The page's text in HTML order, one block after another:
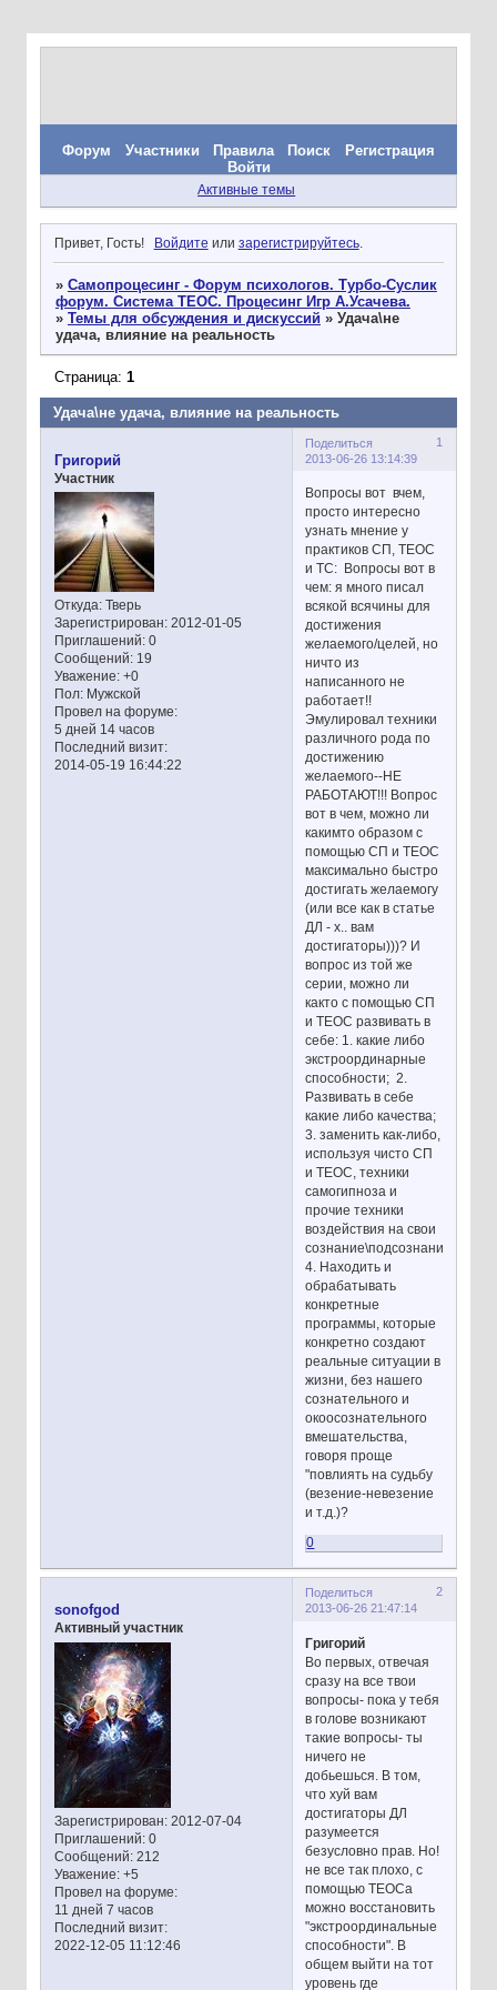
Форум Участники Правила Поиск
Регистрация
Войти
Активные темы
Привет, Гость! Войдите или зарегистрируйтесь.
» Самопроцесинг - Форум психологов. Турбо-Суслик
форум. Система ТЕОС. Процесинг Игр А.Усачева.
» Темы для обсуждения и дискуссий » Удача\не
удача, влияние на реальность
Удача\не удача, влияние на реальность
Страница: 1
Поделиться
1
2013-06-26 13:14:39
Григорий
Участник
Откуда:Тверь
Зарегистрирован: 2012-01-05
Приглашений:0
Сообщений:19
Уважение: +0
Пол:Мужской
Провел на форуме:
5 дней 14 часов
Последний визит:
2014-05-19 16:44:22
Вопросы вот вчем,
просто интересно
узнать мнение у
практиков СП, ТЕОС
и ТС: Вопросы вот в
чем: я много писал
всякой всячины для
достижения
желаемого/целей, но
ничто из
написанного не
работает!!
Эмулировал техники
различного рода по
достижению
желаемого--НЕ
РАБОТАЮТ!!! Вопрос
вот в чем, можно ли
какимто образом с
помощью СП и ТЕОС
максимально быстро
достигать желаемогу
(или все как в статье
ДЛ - х.. вам
достигаторы)))? И
вопрос из той же
серии, можно ли
както с помощью СП
и ТЕОС развивать в
себе: 1. какие либо
экстроординарные
способности; 2.
Развивать в себе
какие либо качества;
3. заменить как-либо,
используя чисто СП
и ТЕОС, техники
самогипноза и
прочие техники
воздействия на свои
сознание\подсознание;
4. Находить и
обрабатывать
конкретные
программы, которые
конкретно создают
реальные ситуации в
жизни, без нашего
сознательного и
окоосознательного
вмешательства,
говоря проще
"повлиять на судьбу
(везение-невезение
и т.д.)?
0
Поделиться
2
2013-06-26 21:47:14
sonofgod
Активный участник
Зарегистрирован: 2012-07-04
Приглашений:0
Сообщений:212
Уважение: +5
Провел на форуме:
11 дней 7 часов
Последний визит:
2022-12-05 11:12:46
Григорий
Во первых, отвечая
сразу на все твои
вопросы- пока у тебя
в голове возникают
такие вопросы- ты
ничего не
добьешься. В том,
что хуй вам
достигаторы ДЛ
разумеется
безусловно прав. Но!
не все так плохо, с
помощью ТЕОСа
можно восстановить
"экстроординальные
способности". В
общем выйти на тот
уровень где